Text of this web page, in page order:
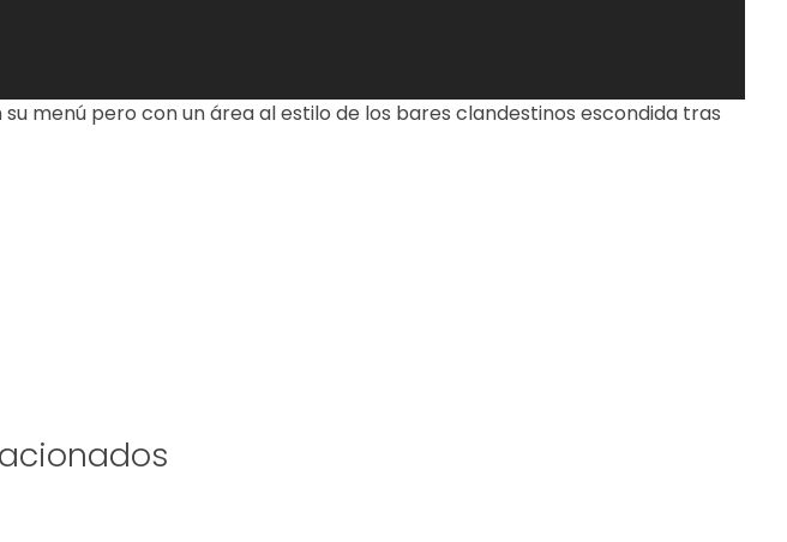
menú pero con un área al estilo de los bares clandestinos escondida tras